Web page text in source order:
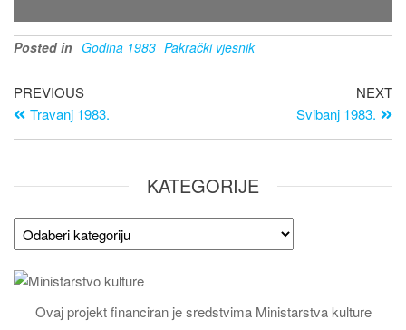
Posted in Godina 1983 Pakrački vjesnik
PREVIOUS
Travanj 1983.
NEXT
Svibanj 1983.
KATEGORIJE
Ovaj projekt financiran je sredstvima Ministarstva kulture